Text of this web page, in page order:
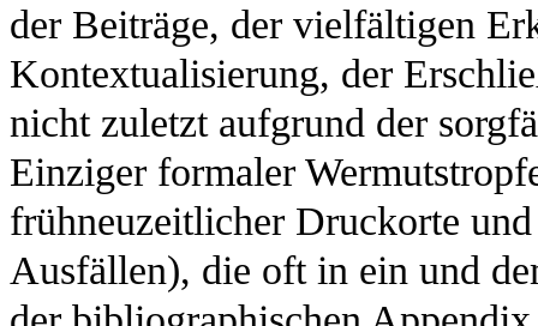
der Beiträge, der vielfältigen
Kontextualisierung, der
nicht zuletzt aufgrund der
Einziger formaler
frühneuzeitlicher Druckorte
Ausfällen), die oft in ein und